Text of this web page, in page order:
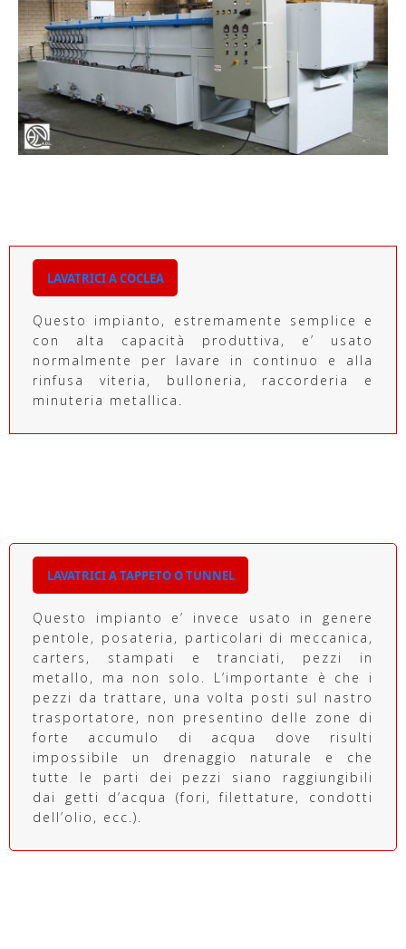
LAVATRICI A COCLEA
Questo impianto, estremamente semplice e
con alta capacità produttiva, e’ usato
normalmente per lavare in continuo e alla
rinfusa viteria, bulloneria, raccorderia e
minuteria metallica.
LAVATRICI A TAPPETO O TUNNEL
Questo impianto e’ invece usato in genere
pentole, posateria, particolari di meccanica,
carters, stampati e tranciati, pezzi in
metallo, ma non solo. L’importante è che i
pezzi da trattare, una volta posti sul nastro
trasportatore, non presentino delle zone di
forte accumulo di acqua dove risulti
impossibile un drenaggio naturale e che
tutte le parti dei pezzi siano raggiungibili
dai getti d’acqua (fori, filettature, condotti
dell’olio, ecc.).